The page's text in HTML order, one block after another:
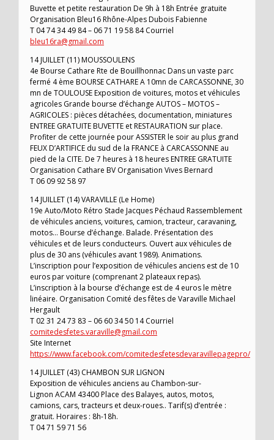
Buvette et petite restauration De 9h à 18h Entrée gratuite
Organisation Bleu16 Rhône-Alpes Dubois Fabienne
T 04 74 34 49 84 – 06 71 19 58 84 Courriel
bleu16ra@gmail.com
14 JUILLET (11) MOUSSOULENS
4e Bourse Cathare Rte de Bouillhonnac Dans un vaste parc
fermé 4 ème BOURSE CATHARE A 10mn de CARCASSONNE, 30
mn de TOULOUSE Exposition de voitures, motos et véhicules
agricoles Grande bourse d’échange AUTOS – MOTOS –
AGRICOLES : pièces détachées, documentation, miniatures
ENTREE GRATUITE BUVETTE et RESTAURATION sur place.
Profiter de cette journée pour ASSISTER le soir au plus grand
FEUX D’ARTIFICE du sud de la FRANCE à CARCASSONNE au
pied de la CITE. De 7 heures à 18 heures ENTREE GRATUITE
Organisation Cathare BV Organisation Vives Bernard
T 06 09 92 58 97
14 JUILLET (14) VARAVILLE (Le Home)
19e Auto/Moto Rétro Stade Jacques Péchaud Rassemblement
de véhicules anciens, voitures, camion, tracteur, caravaning,
motos… Bourse d’échange. Balade. Présentation des
véhicules et de leurs conducteurs. Ouvert aux véhicules de
plus de 30 ans (véhicules avant 1989). Animations.
L’inscription pour l’exposition de véhicules anciens est de 10
euros par voiture (comprenant 2 plateaux repas).
L’inscription à la bourse d’échange est de 4 euros le mètre
linéaire. Organisation Comité des fêtes de Varaville Michael
Hergault
T 02 31 24 73 83 – 06 60 34 50 14 Courriel
comitedesfetes.varaville@gmail.com
Site Internet
https://www.facebook.com/comitedesfetesdevaravillepagepro/
14 JUILLET (43) CHAMBON SUR LIGNON
Exposition de véhicules anciens au Chambon-sur-
Lignon ACAM 43400 Place des Balayes, autos, motos,
camions, cars, tracteurs et deux-roues.. Tarif(s) d’entrée :
gratuit. Horaires : 8h-18h.
T 04 71 59 71 56